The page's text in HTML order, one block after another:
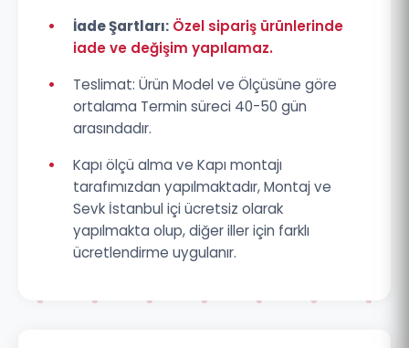
•
İade Şartları: Özel sipariş ürünlerinde
iade ve değişim yapılamaz.
•
Teslimat: Ürün Model ve Ölçüsüne göre
ortalama Termin süreci 40-50 gün
arasındadır.
•
Kapı ölçü alma ve Kapı montajı
tarafımızdan yapılmaktadır, Montaj ve
Sevk İstanbul içi ücretsiz olarak
yapılmakta olup, diğer iller için farklı
ücretlendirme uygulanır.